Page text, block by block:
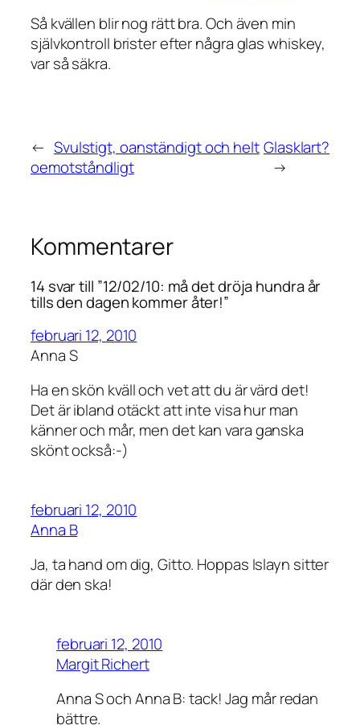
Så kvällen blir nog rätt bra. Och även min
självkontroll brister efter några glas whiskey,
var så säkra.
← Svulstigt, oanständigt och helt
oemotståndligt
Glasklart?
→
Kommentarer
14 svar till ”12/02/10: må det dröja hundra år
tills den dagen kommer åter!”
februari 12, 2010
Anna S
Ha en skön kväll och vet att du är värd det!
Det är ibland otäckt att inte visa hur man
känner och mår, men det kan vara ganska
skönt också:-)
februari 12, 2010
Anna B
Ja, ta hand om dig, Gitto. Hoppas Islayn sitter
där den ska!
februari 12, 2010
Margit Richert
Anna S och Anna B: tack! Jag mår redan
bättre.